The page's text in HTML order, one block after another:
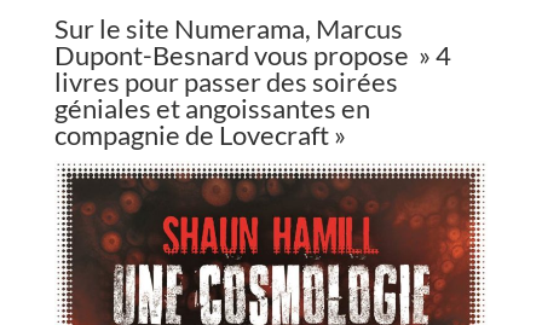
Sur le site Numerama, Marcus
Dupont-Besnard vous propose » 4
livres pour passer des soirées
géniales et angoissantes en
compagnie de Lovecraft »